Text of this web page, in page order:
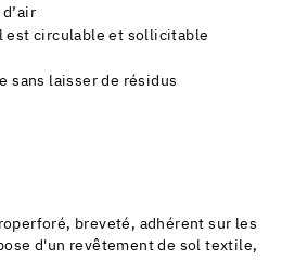
est circulable et sollicitable
sans laisser de résidus
breveté, adhérent sur les
d'un revêtement de sol textile,